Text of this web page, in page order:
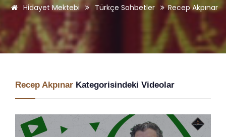
Hidayet Mektebi Türkçe Sohbetler Recep Akpınar
Recep Akpınar Kategorisindeki Videolar